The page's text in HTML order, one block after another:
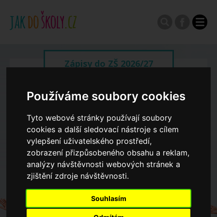
Používáme soubory cookies
Tyto webové stránky používají soubory
cookies a další sledovací nástroje s cílem
vylepšení uživatelského prostředí,
zobrazení přizpůsobeného obsahu a reklam,
analýzy návštěvnosti webových stránek a
zjištění zdroje návštěvnosti.
Souhlasím
Zápisy do ZŠ 2026/27
Výroční zprávy
Spádové oblasti ZŠ
Koncepce školství
Dny otevřených dveří ZŠ